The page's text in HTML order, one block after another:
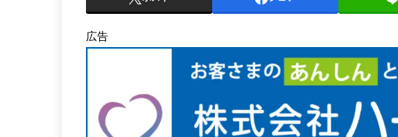
広告